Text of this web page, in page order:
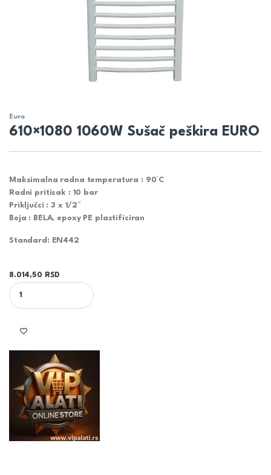
Euro
610×1080 1060W Sušač peškira EURO
Maksimalna radna temperatura : 90°C
Radni pritisak : 10 bar
Priključci : 3 x 1/2″
Boja : BELA, epoxy PE plastificiran
Standard: EN442
8.014,50
RSD
610x1080 1060W Sušač peškira EURO quantity